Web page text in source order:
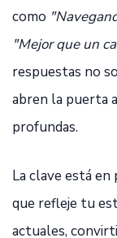
como
"Mejor que un
respuestas no
abren la puerta
profundas.
La clave está
que refleje tu
actuales,